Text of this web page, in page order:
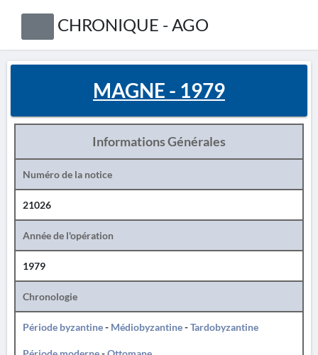
CHRONIQUE - AGO
MAGNE - 1979
Informations Générales
Numéro de la notice
21026
Année de l'opération
1979
Chronologie
Période byzantine- Médiobyzantine-Tardobyzantine